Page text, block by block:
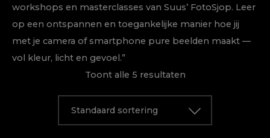
workshops en masterclasses van Suus’ FotoSjop. Leer
op een ontspannen en toegankelijke manier hoe jij
met je camera of smartphone pure beelden maakt —
vol kleur, licht en gevoel.”
Toont alle 5 resultaten
Standaard sortering